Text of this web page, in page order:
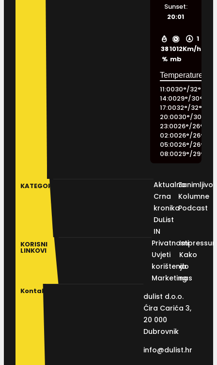
38
%
1012
mb
1
Km/h
Sunset:
20:01
11:0030°/32°
14:0029°/30°
17:0032°/32°
20:0030°/30
23:0026°/26°
02:0026°/26°
05:0026°/26°
08:0029°/29°
KATEGORIJE
Aktualno
Crna
kronika
DuList
IN
Kolumne
Podcast
KORISNI
LINKOVI
Privatnosti
Uvjeti
korištenja
Marketing
Kako
do
nas
Kontakt
dulist d.o.o.
Ćira Carića 3,
20 000
Dubrovnik
info@dulist.hr